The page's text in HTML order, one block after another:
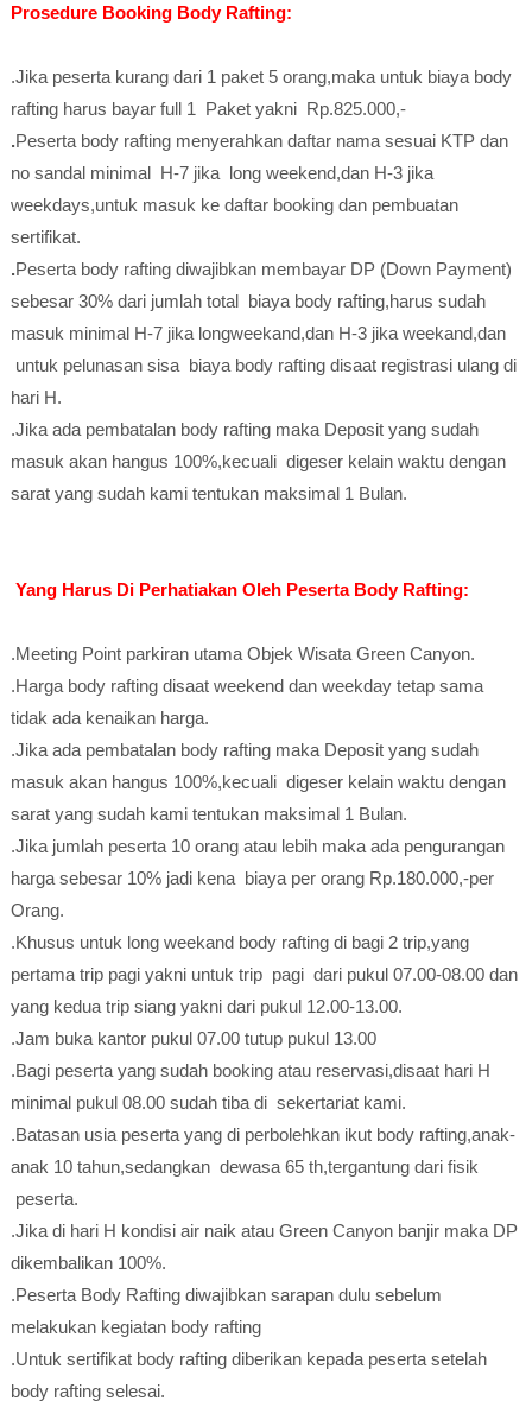
Prosedure Booking Body Rafting:
.Jika peserta kurang dari 1 paket 5 orang,maka untuk biaya body
rafting harus bayar full 1 Paket yakni Rp.825.000,-
.Peserta body rafting menyerahkan daftar nama sesuai KTP dan
no sandal minimal H-7 jika long weekend,dan H-3 jika
weekdays,untuk masuk ke daftar booking dan pembuatan
sertifikat.
.Peserta body rafting diwajibkan membayar DP (Down Payment)
sebesar 30% dari jumlah total biaya body rafting,harus sudah
masuk minimal H-7 jika longweekand,dan H-3 jika weekand,dan
untuk pelunasan sisa biaya body rafting disaat registrasi ulang di
hari H.
.Jika ada pembatalan body rafting maka Deposit yang sudah
masuk akan hangus 100%,kecuali digeser kelain waktu dengan
sarat yang sudah kami tentukan maksimal 1 Bulan.
Yang Harus Di Perhatiakan Oleh Peserta Body Rafting:
.Meeting Point parkiran utama Objek Wisata Green Canyon.
.Harga body rafting disaat weekend dan weekday tetap sama
tidak ada kenaikan harga.
.Jika ada pembatalan body rafting maka Deposit yang sudah
masuk akan hangus 100%,kecuali digeser kelain waktu dengan
sarat yang sudah kami tentukan maksimal 1 Bulan.
.Jika jumlah peserta 10 orang atau lebih maka ada pengurangan
harga sebesar 10% jadi kena biaya per orang Rp.180.000,-per
Orang.
.Khusus untuk long weekand body rafting di bagi 2 trip,yang
pertama trip pagi yakni untuk trip pagi dari pukul 07.00-08.00 dan
yang kedua trip siang yakni dari pukul 12.00-13.00.
.Jam buka kantor pukul 07.00 tutup pukul 13.00
.Bagi peserta yang sudah booking atau reservasi,disaat hari H
minimal pukul 08.00 sudah tiba di sekertariat kami.
.Batasan usia peserta yang di perbolehkan ikut body rafting,anak-
anak 10 tahun,sedangkan dewasa 65 th,tergantung dari fisik
peserta.
.Jika di hari H kondisi air naik atau Green Canyon banjir maka DP
dikembalikan 100%.
.Peserta Body Rafting diwajibkan sarapan dulu sebelum
melakukan kegiatan body rafting
.Untuk sertifikat body rafting diberikan kepada peserta setelah
body rafting selesai.